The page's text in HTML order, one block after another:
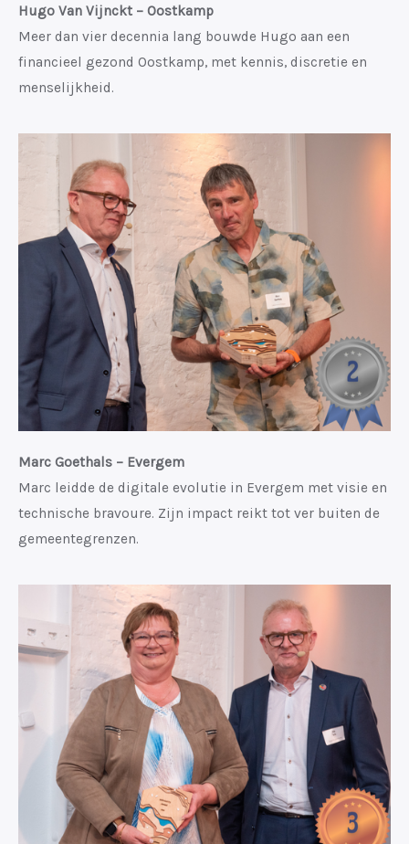
Hugo Van Vijnckt – Oostkamp
Meer dan vier decennia lang bouwde Hugo aan een
financieel gezond Oostkamp, met kennis, discretie en
menselijkheid.
Marc Goethals – Evergem
Marc leidde de digitale evolutie in Evergem met visie en
technische bravoure. Zijn impact reikt tot ver buiten de
gemeentegrenzen.